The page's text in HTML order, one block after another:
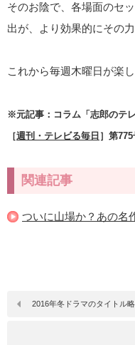
そのお陰で、各場面のセ
出が、より効果的にその
これから毎週木曜日が楽し
※元記事：コラム「志郎のテ
［週刊・テレビる毎日 ］第775
関連記事
ついに山場か？あの名
2016年冬ドラマのタイトル